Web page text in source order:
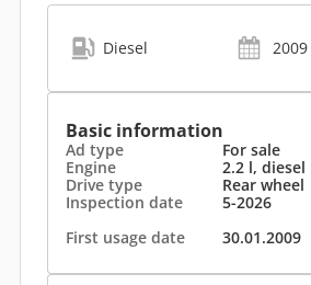
Diesel 2009
Basic information
Ad type For sale
Engine
2.2 l, diesel
Drive type
Rear wheel
Inspection date
5-2026
First usage date
30.01.2009